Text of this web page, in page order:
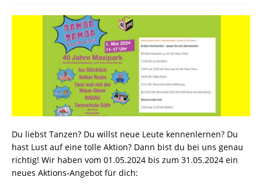
Du liebst Tanzen? Du willst neue Leute kennenlernen? Du
hast Lust auf eine tolle Aktion? Dann bist du bei uns genau
richtig! Wir haben vom 01.05.2024 bis zum 31.05.2024 ein
neues Aktions-Angebot für dich: